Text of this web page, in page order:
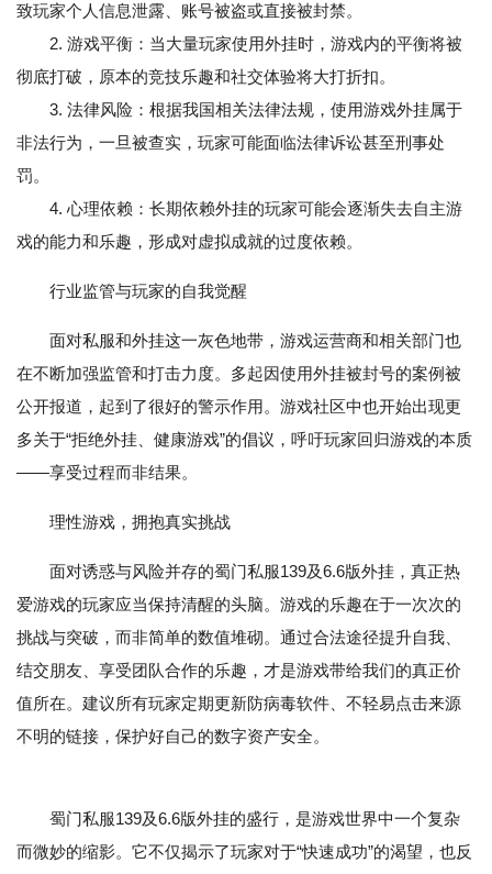
致玩家个人信息泄露、账号被盗或直接被封禁。
2. 游戏平衡：当大量玩家使用外挂时，游戏内的平衡将被
彻底打破，原本的竞技乐趣和社交体验将大打折扣。
3. 法律风险：根据我国相关法律法规，使用游戏外挂属于
非法行为，一旦被查实，玩家可能面临法律诉讼甚至刑事处
罚。
4. 心理依赖：长期依赖外挂的玩家可能会逐渐失去自主游
戏的能力和乐趣，形成对虚拟成就的过度依赖。
行业监管与玩家的自我觉醒
面对私服和外挂这一灰色地带，游戏运营商和相关部门也
在不断加强监管和打击力度。多起因使用外挂被封号的案例被
公开报道，起到了很好的警示作用。游戏社区中也开始出现更
多关于“拒绝外挂、健康游戏”的倡议，呼吁玩家回归游戏的本质
——享受过程而非结果。
理性游戏，拥抱真实挑战
面对诱惑与风险并存的蜀门私服139及6.6版外挂，真正热
爱游戏的玩家应当保持清醒的头脑。游戏的乐趣在于一次次的
挑战与突破，而非简单的数值堆砌。通过合法途径提升自我、
结交朋友、享受团队合作的乐趣，才是游戏带给我们的真正价
值所在。建议所有玩家定期更新防病毒软件、不轻易点击来源
不明的链接，保护好自己的数字资产安全。
蜀门私服139及6.6版外挂的盛行，是游戏世界中一个复杂
而微妙的缩影。它不仅揭示了玩家对于“快速成功”的渴望，也反